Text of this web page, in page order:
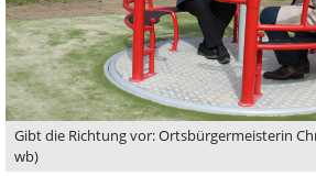
Gibt die Richtung vor: Ortsbürgermeisterin
wb)